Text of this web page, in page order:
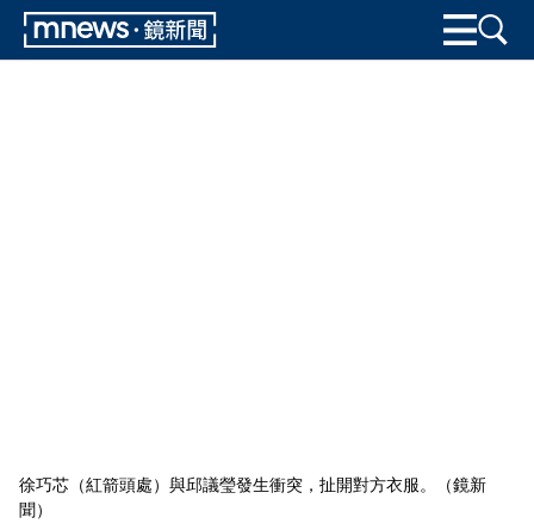
徐巧芯（紅箭頭處）與邱議瑩發生衝突，扯開對方衣服。（鏡新
聞）